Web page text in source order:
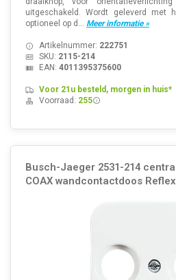
uitgeschakeld. Wordt geleverd met
optioneel op d... Meer informatie »
Artikelnummer: 222751
SKU: 2115-214
EAN: 4011395375600
Voor 21u besteld, morgen in huis*
Voorraad: 255
Busch-Jaeger 2531-214
COAX wandcontactdoos